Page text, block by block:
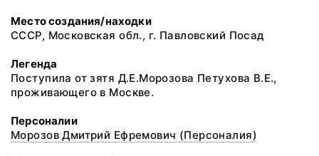
Место создания/находки
СССР, Московская обл., г. Павловский Посад
Легенда
Поступила от зятя Д.Е.Морозова Петухова В.Е.,
проживающего в Москве.
Персоналии
Морозов Дмитрий Ефремович (Персоналия)